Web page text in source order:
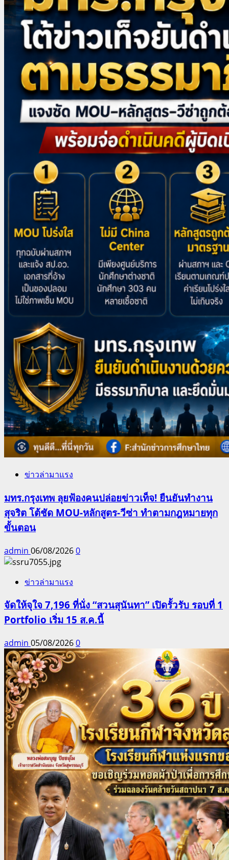
ข่าวล่ามาแรง
มทร.กรุงเทพ ลุยฟ้องคนปล่อยข่าวเท็จ! ยืนยันทำงาน
สุจริต โต้ชัด MOU-หลักสูตร-วีซ่า ทำตามกฎหมายทุก
ขั้นตอน
admin 06/08/20260
ข่าวล่ามาแรง
จัดให้จุใจ 7,196 ที่นั่ง “สวนสุนันทา” เปิดรั้วรับ รอบที่ 1
Portfolio เริ่ม 15 ส.ค.นี้
admin 05/08/20260